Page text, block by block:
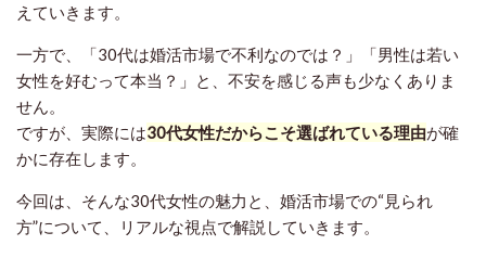
えていきます。
一方で、「30代は婚活市場で不利なのでは？」「男性は若い
女性を好むって本当？」と、不安を感じる声も少なくありま
せん。
ですが、実際には30代女性だからこそ選ばれている理由が確
かに存在します。
今回は、そんな30代女性の魅力と、婚活市場での“見られ
方”について、リアルな視点で解説していきます。